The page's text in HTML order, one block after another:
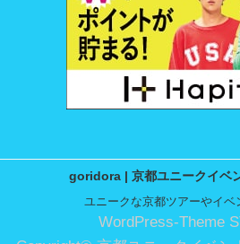
goridora | 京都ユニークイベ
ユニークな京都ツアーやイベ
WordPress-Theme